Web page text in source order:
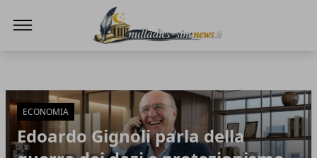
Articoli in Evidenza
ECONOMIA
Edoardo Gignoli parla della